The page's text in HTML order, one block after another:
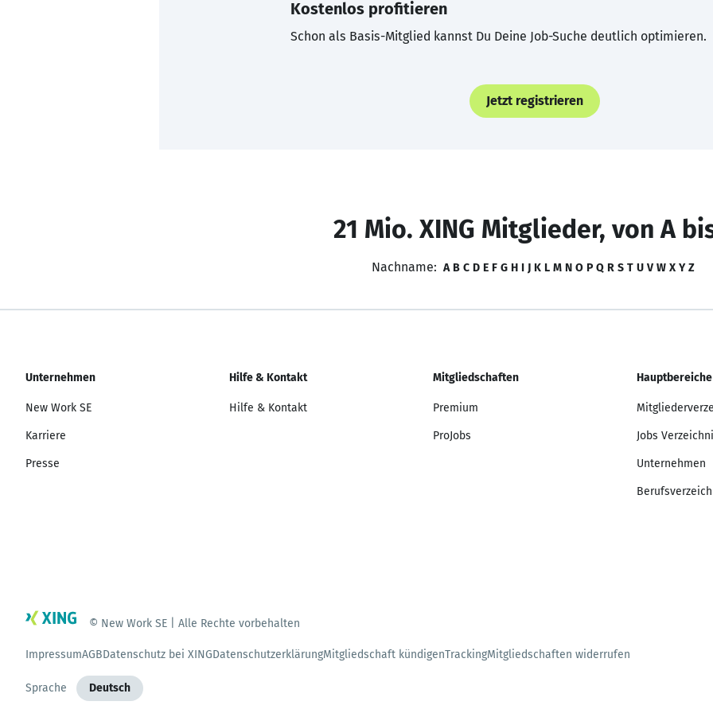
Kostenlos profitieren
Schon als Basis-Mitglied kannst Du Deine Job-Suche deutlich optimieren.
Jetzt registrieren
21 Mio. XING Mitglieder, von A
Nachname: A B C D E F G H I J K L M N O P Q R S T U V W X Y Z
Unternehmen
New Work SE
Karriere
Presse
Hilfe & Kontakt
Hilfe & Kontakt
Mitgliedschaften
Premium
ProJobs
Hauptbereiche
Jobs
Unternehmen
© New Work SE | Alle Rechte vorbehalten
ImpressumAGBDatenschutz bei XINGDatenschutzerklärungMitgliedschaft kündigenTrackingMitgliedschaften widerrufen
Sprache Deutsch